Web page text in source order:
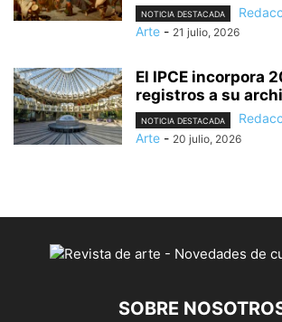
NOTICIA DESTACADA
Arte - 21 julio, 2026
El IPCE incorpora
registros a su
NOTICIA DESTACADA
Arte - 20 julio, 2026
SOBRE